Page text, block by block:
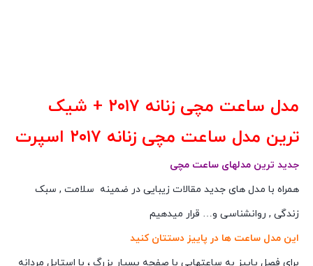
مدل ساعت مچی زنانه ۲۰۱۷
+ شیک
ترین مدل ساعت مچی زنانه ۲۰۱۷ اسپرت
جدید ترین مدلهای ساعت مچی
همراه با مدل های جدید مقالات زیبایی در ضمینه سلامت , سبک
زندگی , روانشناسی و… قرار میدهیم
این مدل ساعت ها در پاییز دستتان کنید
برای فصل پاییز به ساعتهایی با صفحه بسیار بزرگ ، با استایل مردانه